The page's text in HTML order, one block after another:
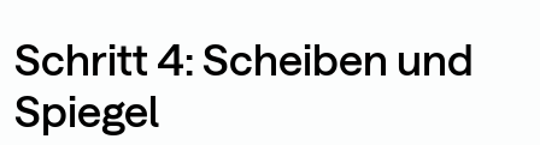
Schritt 4: Scheiben und
Spiegel